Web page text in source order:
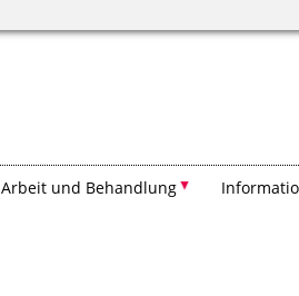
Arbeit und Behandlung